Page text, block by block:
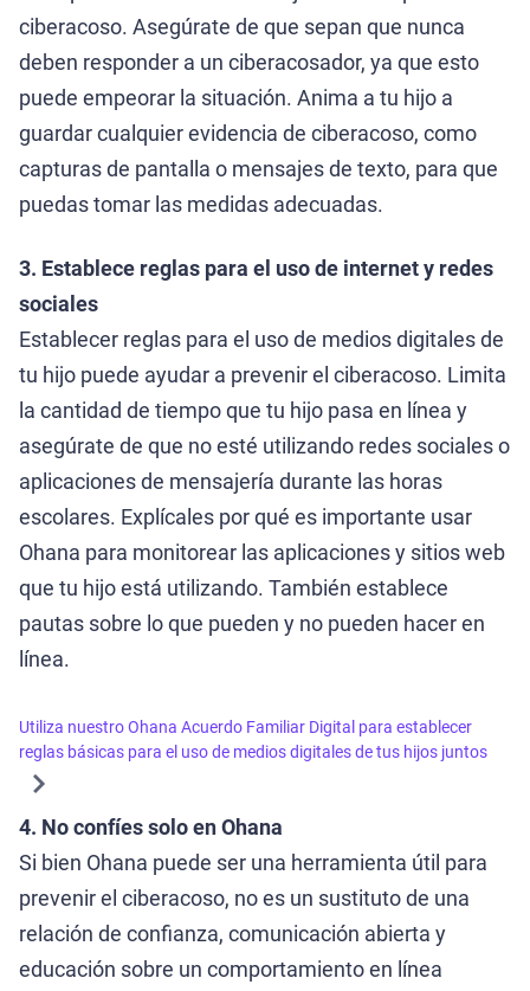
ciberacoso. Asegúrate de que sepan que nunca
deben responder a un ciberacosador, ya que esto
puede empeorar la situación. Anima a tu hijo a
guardar cualquier evidencia de ciberacoso, como
capturas de pantalla o mensajes de texto, para que
puedas tomar las medidas adecuadas.
3. Establece reglas para el uso de internet y redes
sociales
Establecer reglas para el uso de medios digitales de
tu hijo puede ayudar a prevenir el ciberacoso. Limita
la cantidad de tiempo que tu hijo pasa en línea y
asegúrate de que no esté utilizando redes sociales o
aplicaciones de mensajería durante las horas
escolares. Explícales por qué es importante usar
Ohana para monitorear las aplicaciones y sitios web
que tu hijo está utilizando. También establece
pautas sobre lo que pueden y no pueden hacer en
línea.
Utiliza nuestro Ohana Acuerdo Familiar Digital para establecer
reglas básicas para el uso de medios digitales de tus hijos juntos
4. No confíes solo en Ohana
Si bien Ohana puede ser una herramienta útil para
prevenir el ciberacoso, no es un sustituto de una
relación de confianza, comunicación abierta y
educación sobre un comportamiento en línea